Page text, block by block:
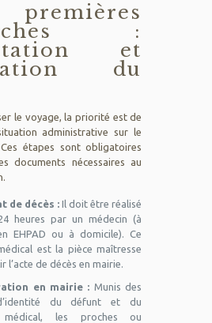
:
et
du
le voyage, la priorité est de
administrative sur le
étapes sont obligatoires
documents nécessaires au
de décès : Il doit être réalisé
heures par un médecin (à
EHPAD ou à domicile). Ce
est la pièce maîtresse
l’acte de décès en mairie.
en mairie : Munis des
du défunt et du
médical, les proches ou